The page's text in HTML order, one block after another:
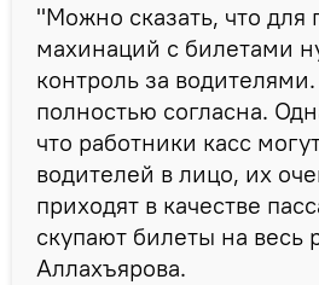
"Можно сказать, что для
махинаций с билетами
контроль за
полностью согласна.
что работники касс
водителей в лицо, их
приходят в качестве
скупают билеты на весь
Аллахъярова.